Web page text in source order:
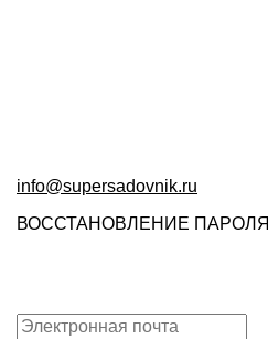
info@supersadovnik.ru
ВОССТАНОВЛЕНИЕ ПАРОЛЯ